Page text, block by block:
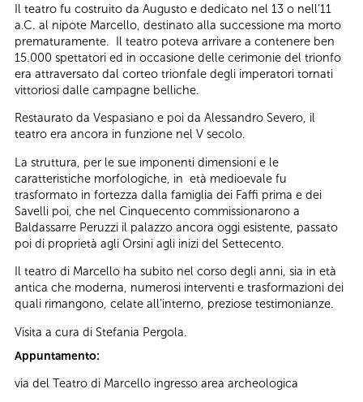
Il teatro fu costruito da Augusto e dedicato nel 13 o nell’11
a.C. al nipote Marcello, destinato alla successione ma morto
prematuramente. Il teatro poteva arrivare a contenere ben
15.000 spettatori ed in occasione delle cerimonie del trionfo
era attraversato dal corteo trionfale degli imperatori tornati
vittoriosi dalle campagne belliche.
Restaurato da Vespasiano e poi da Alessandro Severo, il
teatro era ancora in funzione nel V secolo.
La struttura, per le sue imponenti dimensioni e le
caratteristiche morfologiche, in età medioevale fu
trasformato in fortezza dalla famiglia dei Faffi prima e dei
Savelli poi, che nel Cinquecento commissionarono a
Baldassarre Peruzzi il palazzo ancora oggi esistente, passato
poi di proprietà agli Orsini agli inizi del Settecento.
Il teatro di Marcello ha subito nel corso degli anni, sia in età
antica che moderna, numerosi interventi e trasformazioni dei
quali rimangono, celate all’interno, preziose testimonianze.
Visita a cura di Stefania Pergola.
Appuntamento:
via del Teatro di Marcello ingresso area archeologica